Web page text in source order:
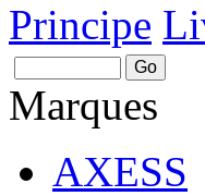
Principe
Marques
AXESS